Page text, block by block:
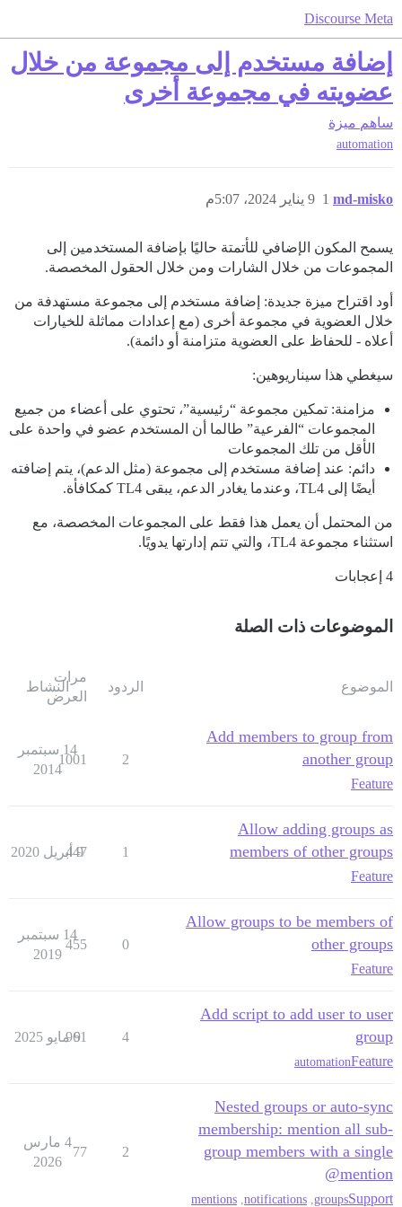
Discourse Meta
إضافة مستخدم إلى مجموعة من خلال
عضويته في مجموعة أخرى
ساهم ميزة
automation
md-misko 9 يناير 2024، 5:07م 1
يسمح المكون الإضافي للأتمتة حاليًا بإضافة المستخدمين إلى
المجموعات من خلال الشارات ومن خلال الحقول المخصصة.
أود اقتراح ميزة جديدة: إضافة مستخدم إلى مجموعة مستهدفة من
خلال العضوية في مجموعة أخرى (مع إعدادات مماثلة للخيارات
أعلاه - للحفاظ على العضوية متزامنة أو دائمة).
سيغطي هذا سيناريوهين:
مزامنة: تمكين مجموعة “رئيسية”، تحتوي على أعضاء من جميع
المجموعات “الفرعية” طالما أن المستخدم عضو في واحدة على
الأقل من تلك المجموعات
دائم: عند إضافة مستخدم إلى مجموعة (مثل الدعم)، يتم إضافته
أيضًا إلى TL4، وعندما يغادر الدعم، يبقى TL4 كمكافأة.
من المحتمل أن يعمل هذا فقط على المجموعات المخصصة، مع
استثناء مجموعة TL4، والتي تتم إدارتها يدويًا.
4 إعجابات
الموضوعات ذات الصلة
الموضوع الردود
مرات
العرض
النشاط
Add members to group from
another group
Feature
2
1001
14 سبتمبر
2014
Allow adding groups as
members of other groups
Feature
1
447
9 أبريل 2020
Allow groups to be members of
other groups
Feature
0
455
14 سبتمبر
2019
Add script to add user to user
group
Feature
automation
4
961
9 مايو 2025
Nested groups or auto-sync
membership: mention all sub-
group members with a single
@mention
Support
groups
notifications
mentions
2
77
4 مارس
2026